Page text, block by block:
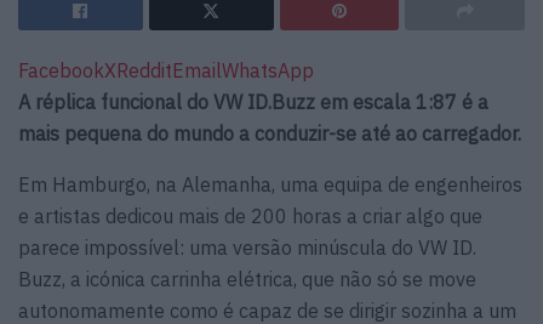
FacebookXRedditEmailWhatsApp
A réplica funcional do VW ID.Buzz em escala 1:87 é a
mais pequena do mundo a conduzir-se até ao carregador.
Em Hamburgo, na Alemanha, uma equipa de engenheiros
e artistas dedicou mais de 200 horas a criar algo que
parece impossível: uma versão minúscula do VW ID.
Buzz, a icónica carrinha elétrica, que não só se move
autonomamente como é capaz de se dirigir sozinha a um